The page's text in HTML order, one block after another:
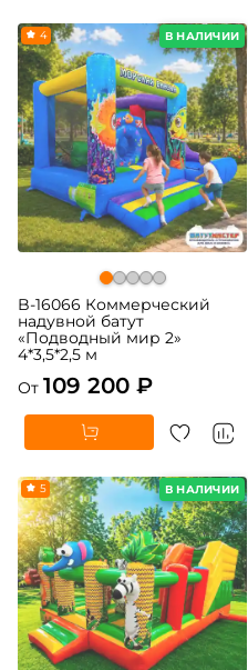
В НАЛИЧИИ
4
B-16066 Коммерческий
надувной батут
«Подводный мир 2»
4*3,5*2,5 м
От 109 200 ₽
В НАЛИЧИИ
5